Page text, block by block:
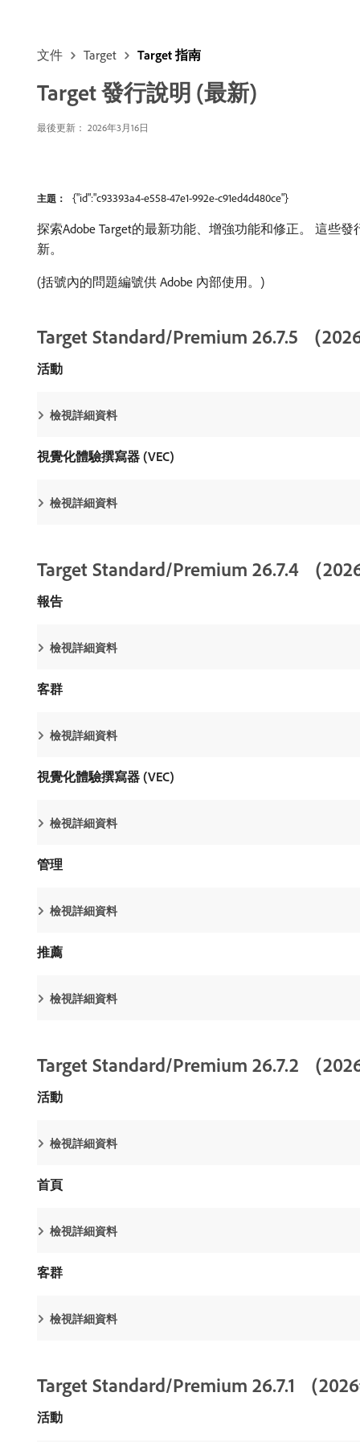
文件 Target Target 指南
Target 發行說明 (最新)
最後更新： 2026年3月16日
主題： {"id":"c93393a4-e558-47e1-992e-c91ed4d480ce"}
探索Adobe Target的最新功能、增強功能和修正。 這些發
新。
(括號內的問題編號供 Adobe 內部使用。)
Target Standard/Premium 26.7.5 （
活動
檢視詳細資料
視覺化體驗撰寫器 (VEC)
檢視詳細資料
Target Standard/Premium 26.7.4 （
報告
檢視詳細資料
客群
檢視詳細資料
視覺化體驗撰寫器 (VEC)
檢視詳細資料
管理
檢視詳細資料
推薦
檢視詳細資料
Target Standard/Premium 26.7.2 （
活動
檢視詳細資料
首頁
檢視詳細資料
客群
檢視詳細資料
Target Standard/Premium 26.7.1 （
活動